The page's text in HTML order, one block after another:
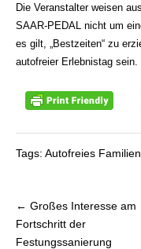
Die Veranstalter weisen
SAAR-PEDAL nicht um
es gilt, „Bestzeiten“ zu
autofreier Erlebnistag sein.
Tags: Autofreies
Beitragsnavigation
← Großes Interesse am
Fortschritt der
Festungssanierung